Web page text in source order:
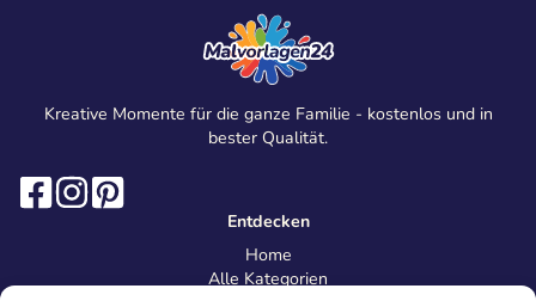
Kreative Momente für die ganze Familie - kostenlos und in
bester Qualität.
Entdecken
Home
Alle Kategorien